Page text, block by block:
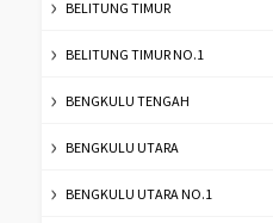
BELITUNG TIMUR
BELITUNG TIMUR NO.1
BENGKULU TENGAH
BENGKULU UTARA
BENGKULU UTARA NO.1